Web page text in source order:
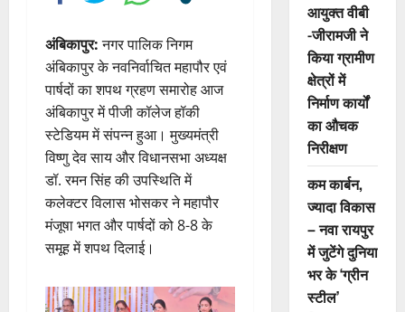
अंबिकापुर:नगर पालिक निगम
अंबिकापुर के नवनिर्वाचित महापौर एवं
पार्षदों का शपथ ग्रहण समारोह आज
अंबिकापुर में पीजी कॉलेज हॉकी
स्टेडियम में संपन्न हुआ। मुख्यमंत्री
विष्णु देव साय और विधानसभा अध्यक्ष
डॉ. रमन सिंह की उपस्थिति में
कलेक्टर विलास भोसकर ने महापौर
मंजूषा भगत और पार्षदों को 8-8 के
समूह में शपथ दिलाई।
आयुक्त वीबी
-जीरामजी ने
किया ग्रामीण
क्षेत्रों में
निर्माण कार्यों
का औचक
निरीक्षण
कम कार्बन,
ज्यादा विकास
– नवा रायपुर
में जुटेंगे दुनिया
भर के ‘ग्रीन
स्टील’